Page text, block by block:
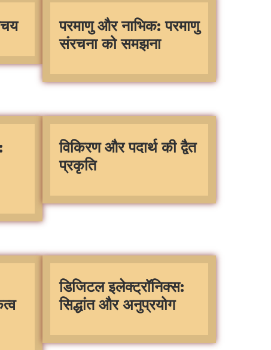
परमाणु और नाभिक: परमाणु
संरचना को समझना
विकिरण और पदार्थ की द्वैत
प्रकृति
डिजिटल इलेक्ट्रॉनिक्स:
सिद्धांत और अनुप्रयोग